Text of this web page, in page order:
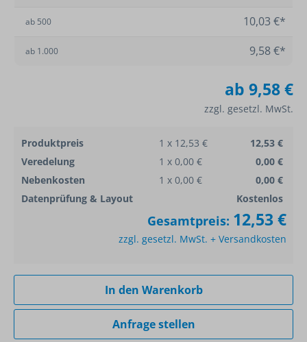
ab 500 10,03 €*
ab 1.000 9,58 €*
ab 9,58 €
zzgl. gesetzl. MwSt.
Produktpreis 1 x 12,53 €
12,53 €
Veredelung
1 x 0,00 €
0,00 €
Nebenkosten
1 x 0,00 €
0,00 €
Datenprüfung & Layout
Kostenlos
Gesamtpreis: 12,53 €
zzgl. gesetzl. MwSt. + Versandkosten
In den Warenkorb
Anfrage stellen